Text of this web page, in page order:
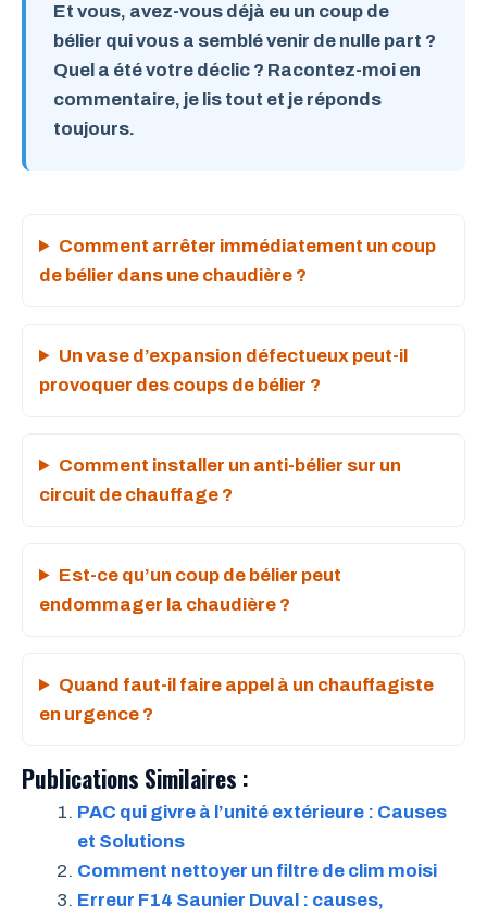
Et vous, avez-vous déjà eu un coup de
bélier qui vous a semblé venir de nulle part ?
Quel a été votre déclic ? Racontez-moi en
commentaire, je lis tout et je réponds
toujours.
Comment arrêter immédiatement un coup
de bélier dans une chaudière ?
Un vase d’expansion défectueux peut-il
provoquer des coups de bélier ?
Comment installer un anti-bélier sur un
circuit de chauffage ?
Est-ce qu’un coup de bélier peut
endommager la chaudière ?
Quand faut-il faire appel à un chauffagiste
en urgence ?
Publications Similaires :
PAC qui givre à l’unité extérieure : Causes
et Solutions
Comment nettoyer un filtre de clim moisi
Erreur F14 Saunier Duval : causes,